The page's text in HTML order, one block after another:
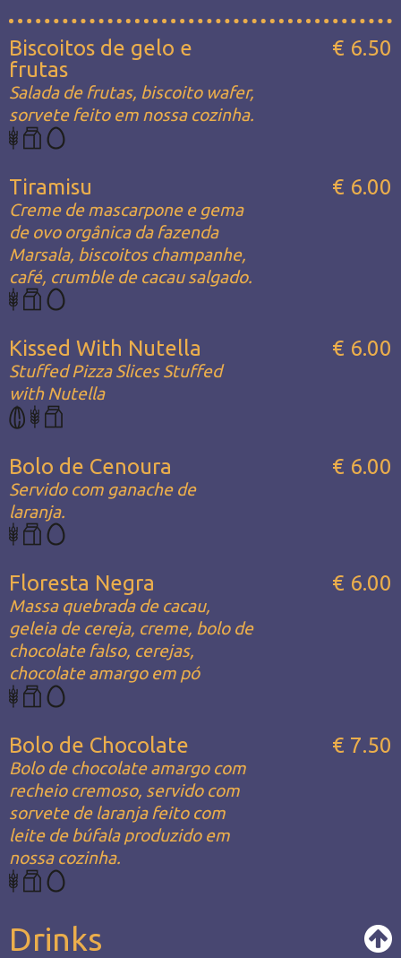
Biscoitos de gelo e
frutas
Salada de frutas, biscoito wafer,
sorvete feito em nossa cozinha.
€ 6.50
Tiramisu
Creme de mascarpone e gema
de ovo orgânica da fazenda
Marsala, biscoitos champanhe,
café, crumble de cacau salgado.
€ 6.00
Kissed With Nutella
Stuffed Pizza Slices Stuffed
with Nutella
€ 6.00
Bolo de Cenoura
Servido com ganache de
laranja.
€ 6.00
Floresta Negra
Massa quebrada de cacau,
geleia de cereja, creme, bolo de
chocolate falso, cerejas,
chocolate amargo em pó
€ 6.00
Bolo de Chocolate
Bolo de chocolate amargo com
recheio cremoso, servido com
sorvete de laranja feito com
leite de búfala produzido em
nossa cozinha.
€ 7.50
Drinks